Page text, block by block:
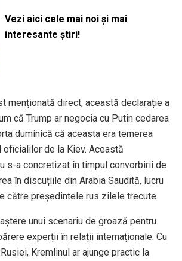
Vezi aici cele mai noi și mai
interesante știri!
menționată direct, această declarație a
că Trump ar negocia cu Putin cedarea
duminică că aceasta era temerea
oficialilor de la Kiev. Această
s-a concretizat în timpul convorbirii de
în discuțiile din Arabia Saudită, lucru
către președintele rus zilele trecute.
unui scenariu de groază pentru
experții în relații internaționale. Cu
Kremlinul ar ajunge practic la